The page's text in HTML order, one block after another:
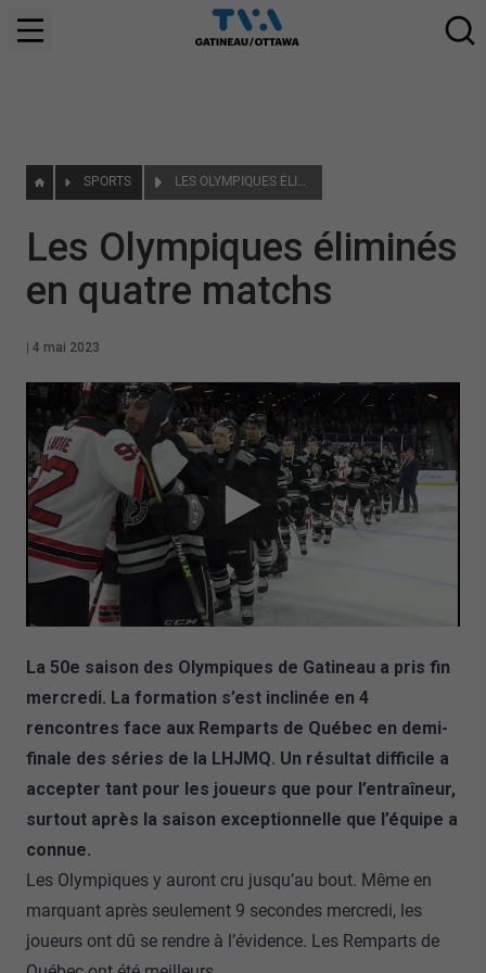
SPORTS LES OLYMPIQUES ÉLIMINÉS EN QUATRE MATCHS
Les Olympiques éliminés
en quatre matchs
4 mai 2023
La 50e saison des Olympiques de Gatineau a pris fin
mercredi. La formation s’est inclinée en 4
rencontres face aux Remparts de Québec en demi-
finale des séries de la LHJMQ. Un résultat difficile a
accepter tant pour les joueurs que pour l’entraîneur,
surtout après la saison exceptionnelle que l’équipe a
connue.
Les Olympiques y auront cru jusqu’au bout. Même en
marquant après seulement 9 secondes mercredi, les
joueurs ont dû se rendre à l’évidence. Les Remparts de